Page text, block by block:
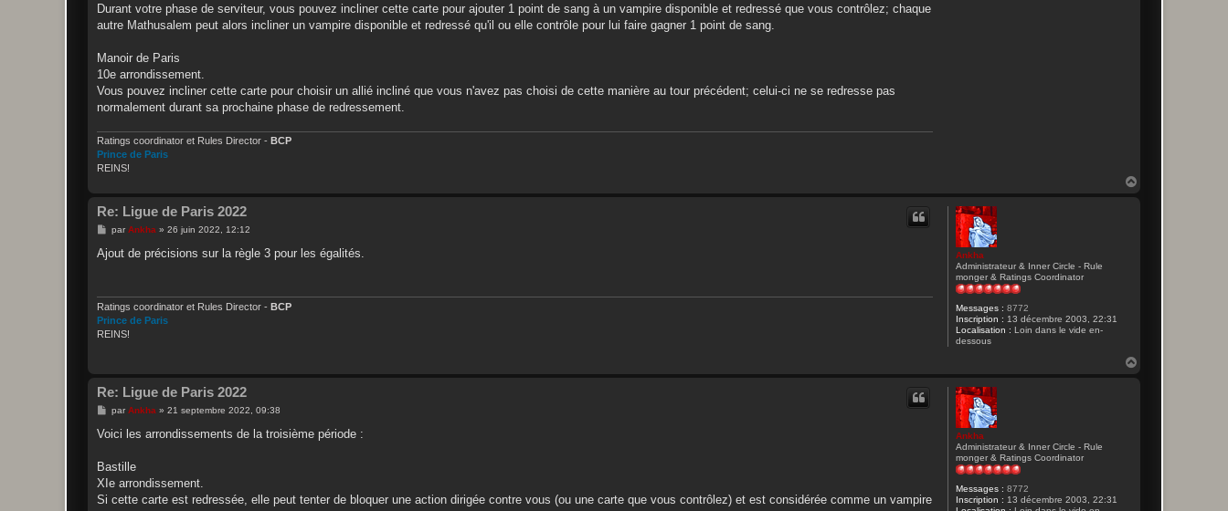
Durant votre phase de serviteur, vous pouvez incliner cette carte pour ajouter 1 point de sang à un vampire disponible et redressé que vous contrôlez; chaque
autre Mathusalem peut alors incliner un vampire disponible et redressé qu'il ou elle contrôle pour lui faire gagner 1 point de sang.
Manoir de Paris
10e arrondissement.
Vous pouvez incliner cette carte pour choisir un allié incliné que vous n'avez pas choisi de cette manière au tour précédent; celui-ci ne se redresse pas
normalement durant sa prochaine phase de redressement.
Ratings coordinator et Rules Director - BCP
Prince de Paris
REINS!
Ankha
Administrateur & Inner Circle - Rule
monger & Ratings Coordinator
Messages : 8772
Inscription : 13 décembre 2003, 22:31
Localisation : Loin dans le vide en-
dessous
Re: Ligue de Paris 2022
M
s
parAnkha » 26 juin 2022, 12:12
Ajout de précisions sur la règle 3 pour les égalités.
Ratings coordinator et Rules Director - BCP
Prince de Paris
REINS!
Ankha
Administrateur & Inner Circle - Rule
monger & Ratings Coordinator
Messages : 8772
Inscription : 13 décembre 2003, 22:31
Re: Ligue de Paris 2022
M
s
g
parAnkha » 21 septembre 2022, 09:38
Voici les arrondissements de la troisième période :
Bastille
XIe arrondissement.
Si cette carte est redressée, elle peut tenter de bloquer une action dirigée contre vous (ou une carte que vous contrôlez) et est considérée comme un vampire